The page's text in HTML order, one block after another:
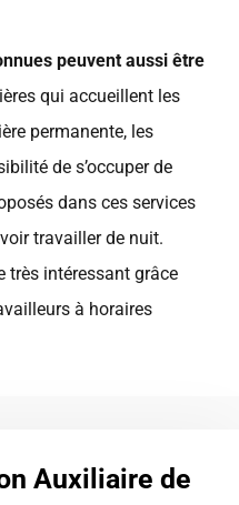
peuvent aussi être
qui accueillent les
permanente, les
de s’occuper de
dans ces services
travailler de nuit.
très intéressant grâce
à horaires
Auxiliaire de